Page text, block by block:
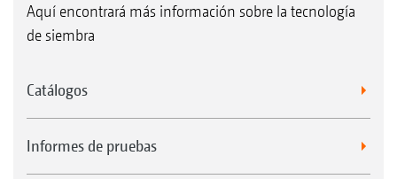
Aquí encontrará más información sobre la tecnología
de siembra
Catálogos
Informes de pruebas